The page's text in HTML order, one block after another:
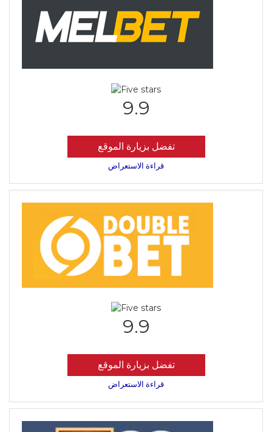
9.9
تفضل بزيارة الموقع
قراءة الاستعراض
9.9
تفضل بزيارة الموقع
قراءة الاستعراض